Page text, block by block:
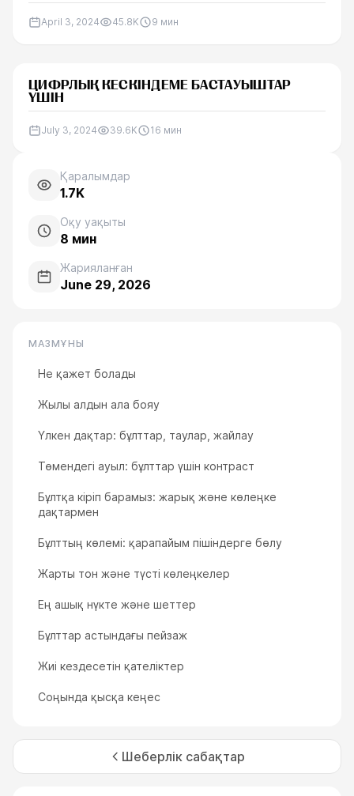
April 3, 2024 45.8K 9 мин
ЦИФРЛЫҚ КЕСКІНДЕМЕ БАСТАУЫШТАР
ҮШІН
July 3, 2024 39.6K 16 мин
Қаралымдар
1.7K
Оқу уақыты
8 мин
Жарияланған
June 29, 2026
МАЗМҰНЫ
Не қажет болады
Жылы алдын ала бояу
Үлкен дақтар: бұлттар, таулар, жайлау
Төмендегі ауыл: бұлттар үшін контраст
Бұлтқа кіріп барамыз: жарық және көлеңке
дақтармен
Бұлттың көлемі: қарапайым пішіндерге бөлу
Жарты тон және түсті көлеңкелер
Ең ашық нүкте және шеттер
Бұлттар астындағы пейзаж
Жиі кездесетін қателіктер
Соңында қысқа кеңес
Шеберлік сабақтар